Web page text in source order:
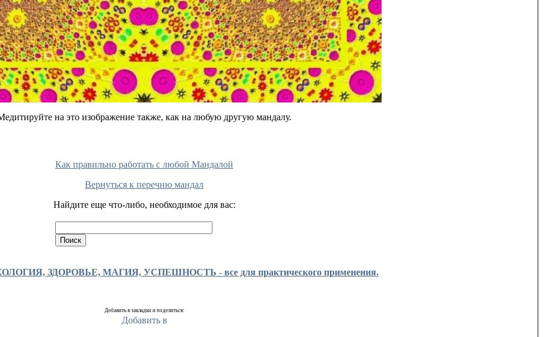
на это изображение также, как на любую другую мандалу.
Как правильно работать с любой Мандалой
Вернуться к перечню мандал
Найдите еще что-либо, необходимое для вас:
ЗДОРОВЬЕ, МАГИЯ, УСПЕШНОСТЬ - все для практического применения.
Добавить в закладки и поделиться: